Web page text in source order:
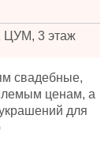
ЦУМ, 3 этаж
свадебные,
ценам, а
для